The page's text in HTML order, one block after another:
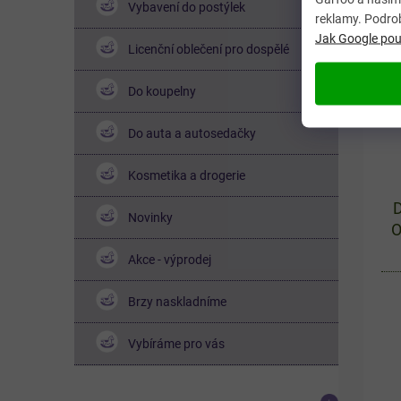
reklamy.
Jak Google
Vybavení do postýlek
Licenční oblečení pro dospělé
Do koupelny
Do auta a autosedačky
Kosmetika a drogerie
Novinky
Akce - výprodej
Brzy naskladníme
Vybíráme pro vás